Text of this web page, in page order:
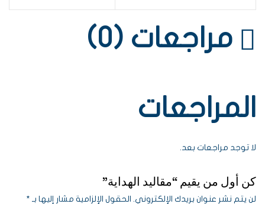
مراجعات (0)
المراجعات
لا توجد مراجعات بعد.
كن أول من يقيم “مقاليد الهداية”
لن يتم نشر عنوان بريدك الإلكتروني. الحقول الإلزامية مشار إليها بـ *